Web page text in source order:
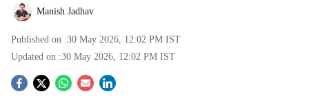
Manish Jadhav
Published on :30 May 2026, 12:02 PM IST
Updated on :30 May 2026, 12:02 PM IST
S